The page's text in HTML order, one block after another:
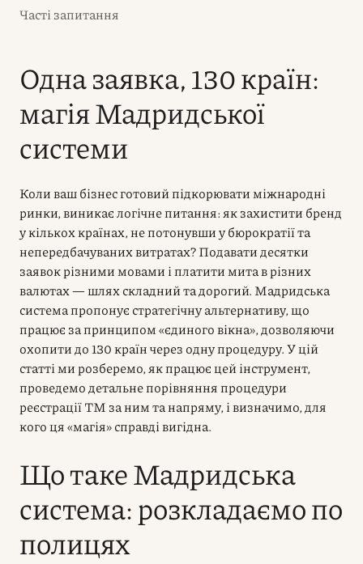
Часті запитання
Одна заявка, 130 країн:
магія Мадридської
системи
Коли ваш бізнес готовий підкорювати міжнародні
ринки, виникає логічне питання: як захистити бренд
у кількох країнах, не потонувши у бюрократії та
непередбачуваних витратах? Подавати десятки
заявок різними мовами і платити мита в різних
валютах — шлях складний та дорогий. Мадридська
система пропонує стратегічну альтернативу, що
працює за принципом «єдиного вікна», дозволяючи
охопити до 130 країн через одну процедуру. У цій
статті ми розберемо, як працює цей інструмент,
проведемо детальне порівняння процедури
реєстрації ТМ за ним та напряму, і визначимо, для
кого ця «магія» справді вигідна.
Що таке Мадридська
система: розкладаємо по
полицях